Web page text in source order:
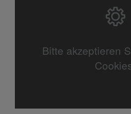
Bitte akzeptieren